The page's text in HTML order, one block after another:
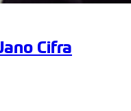
Cifra